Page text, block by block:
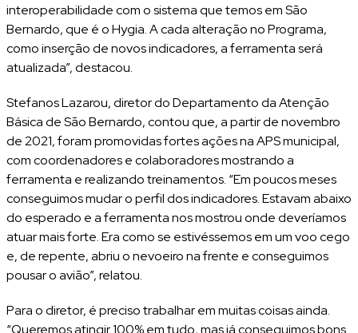
interoperabilidade com o sistema que temos em São
Bernardo, que é o Hygia. A cada alteração no Programa,
como inserção de novos indicadores, a ferramenta será
atualizada”, destacou.
Stefanos Lazarou, diretor do Departamento da Atenção
Básica de São Bernardo, contou que, a partir de novembro
de 2021, foram promovidas fortes ações na APS municipal,
com coordenadores e colaboradores mostrando a
ferramenta e realizando treinamentos. “Em poucos meses
conseguimos mudar o perfil dos indicadores. Estavam abaixo
do esperado e a ferramenta nos mostrou onde deveríamos
atuar mais forte. Era como se estivéssemos em um voo cego
e, de repente, abriu o nevoeiro na frente e conseguimos
pousar o avião”, relatou.
Para o diretor, é preciso trabalhar em muitas coisas ainda.
“Queremos atingir 100% em tudo, mas já conseguimos bons